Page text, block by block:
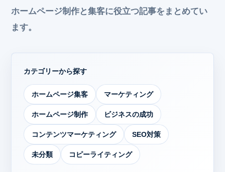
ホームページ制作と集客に役立つ記事をまとめてい
ます。
カテゴリーから探す
ホームページ集客 マーケティング
ホームページ制作 ビジネスの成功
コンテンツマーケティング SEO対策
未分類 コピーライティング